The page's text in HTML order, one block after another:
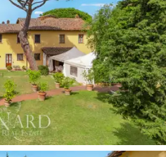
的公寓：7套兩房公寓、
寓和1套單間公寓。所有
，享有全景視野，並配
寓內設有廚房、起居區
接待義大利和國際賓